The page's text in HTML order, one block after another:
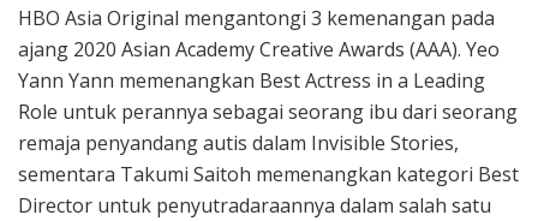
HBO Asia Original mengantongi 3 kemenangan pada
ajang 2020 Asian Academy Creative Awards (AAA). Yeo
Yann Yann memenangkan Best Actress in a Leading
Role untuk perannya sebagai seorang ibu dari seorang
remaja penyandang autis dalam Invisible Stories,
sementara Takumi Saitoh memenangkan kategori Best
Director untuk penyutradaraannya dalam salah satu